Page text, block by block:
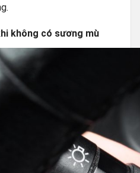
không có sương mù